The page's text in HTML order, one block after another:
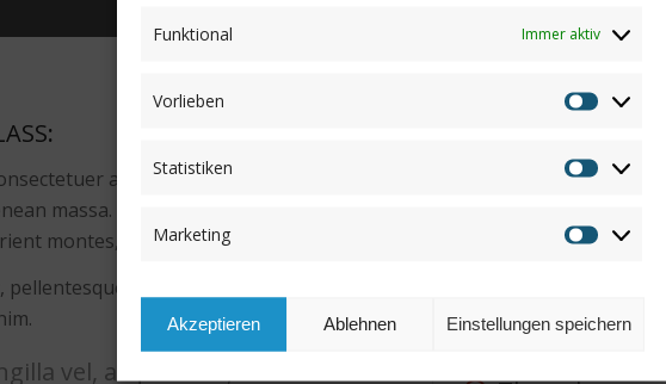
Funktional Immer aktiv
Vorlieben
Vorlieben
Statistiken
Statistiken
Marketing
Marketing
Akzeptieren Ablehnen Einstellungen speichern
:
adipiscing elit. Aenean
massa. Cum sociis natoque
montes, nascetur ridiculus mus.
eu, pretium quis, sem.
vel, aliquet nec,
SCHEDULE
Monday
From 8:00 – 9:00